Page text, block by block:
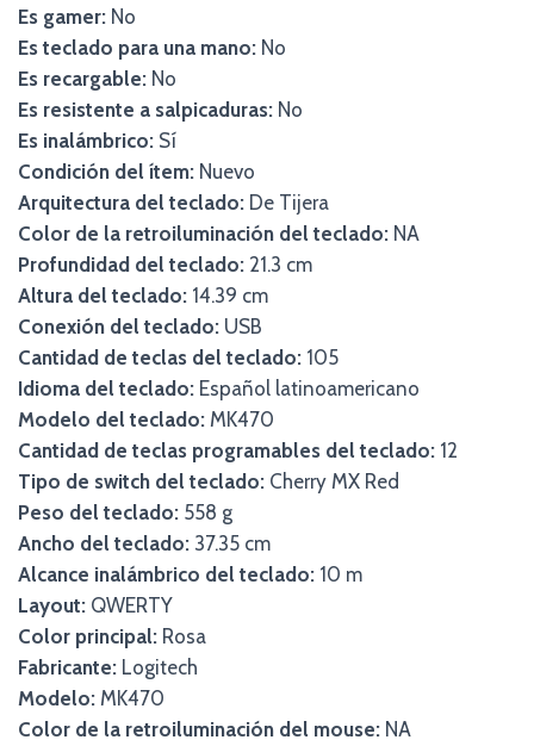
Es gamer: No
Es teclado para una mano: No
Es recargable: No
Es resistente a salpicaduras: No
Es inalámbrico: Sí
Condición del ítem: Nuevo
Arquitectura del teclado: De Tijera
Color de la retroiluminación del teclado: NA
Profundidad del teclado: 21.3 cm
Altura del teclado: 14.39 cm
Conexión del teclado: USB
Cantidad de teclas del teclado: 105
Idioma del teclado: Español latinoamericano
Modelo del teclado: MK470
Cantidad de teclas programables del teclado: 12
Tipo de switch del teclado: Cherry MX Red
Peso del teclado: 558 g
Ancho del teclado: 37.35 cm
Alcance inalámbrico del teclado: 10 m
Layout: QWERTY
Color principal: Rosa
Fabricante: Logitech
Modelo: MK470
Color de la retroiluminación del mouse: NA